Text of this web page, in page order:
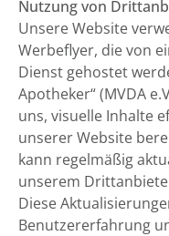
Nutzung von
Unsere Website
Werbeflyer, die von
Dienst gehostet
Apotheker“ (MVDA
uns, visuelle Inhalte
unserer Website
kann regelmäßig
unserem
Diese
Benutzererfahrung